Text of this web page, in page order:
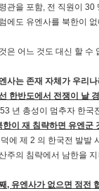
관을 포함, 전 직원이 30
에도 유엔사를 북한이
은 어느 것도 대신 할 수
사는 존재 자체가 우리
한반도에서 전쟁이 날
년 총성이 멈추자 한국
한이 재 침략하면 유엔군
에 제 2 의 한국전 발발
주의 침략에서 남한을
, 유엔사가 없으면 정전